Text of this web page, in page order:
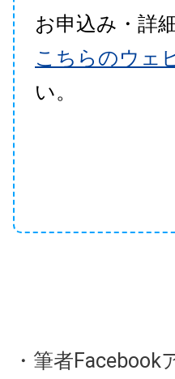
お申込み・詳
こちらのウェ
い。
・筆者Facebook